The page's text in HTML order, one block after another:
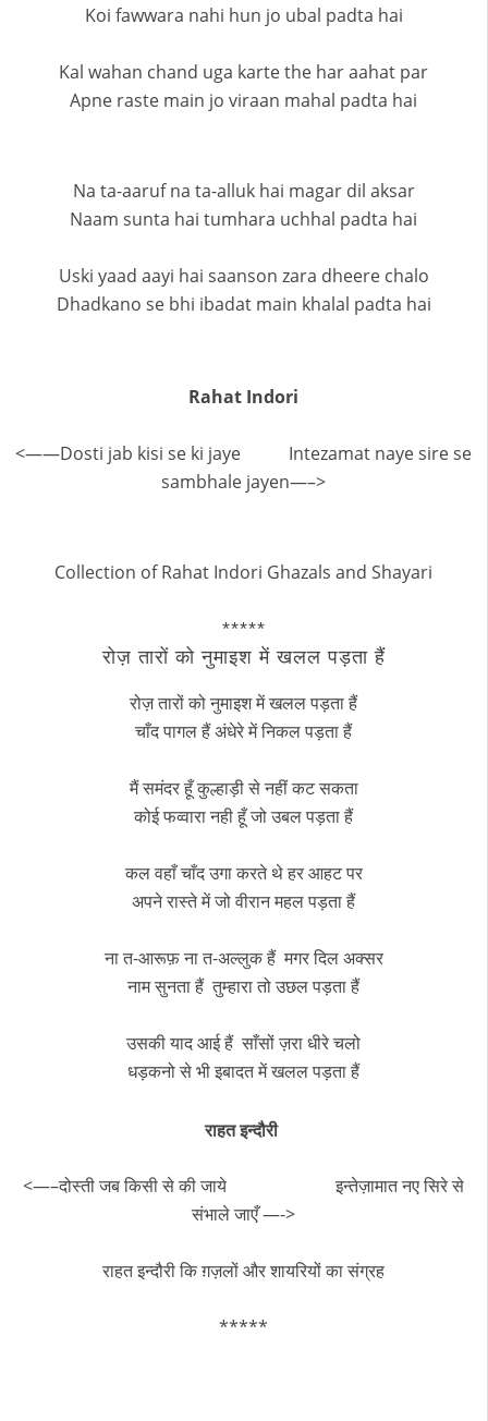
Koi fawwara nahi hun jo ubal padta hai
Kal wahan chand uga karte the har aahat par
Apne raste main jo viraan mahal padta hai
Na ta-aaruf na ta-alluk hai magar dil aksar
Naam sunta hai tumhara uchhal padta hai
Uski yaad aayi hai saanson zara dheere chalo
Dhadkano se bhi ibadat main khalal padta hai
Rahat Indori
<——Dosti jab kisi se ki jaye Intezamat naye sire se
sambhale jayen—–>
Collection of Rahat Indori Ghazals and Shayari
*****
रोज़ तारों को नुमाइश में खलल पड़ता हैं
रोज़ तारों को नुमाइश में खलल पड़ता हैं
चाँद पागल हैं अंधेरे में निकल पड़ता हैं
मैं समंदर हूँ कुल्हाड़ी से नहीं कट सकता
कोई फव्वारा नही हूँ जो उबल पड़ता हैं
कल वहाँ चाँद उगा करते थे हर आहट पर
अपने रास्ते में जो वीरान महल पड़ता हैं
ना त-आरूफ़ ना त-अल्लुक हैं मगर दिल अक्सर
नाम सुनता हैं तुम्हारा तो उछल पड़ता हैं
उसकी याद आई हैं साँसों ज़रा धीरे चलो
धड़कनो से भी इबादत में खलल पड़ता हैं
राहत इन्दौरी
<—–दोस्ती जब किसी से की जाये इन्तेज़ामात नए सिरे से
संभाले जाएँ —->
राहत इन्दौरी कि ग़ज़लों और शायरियों का संग्रह
*****